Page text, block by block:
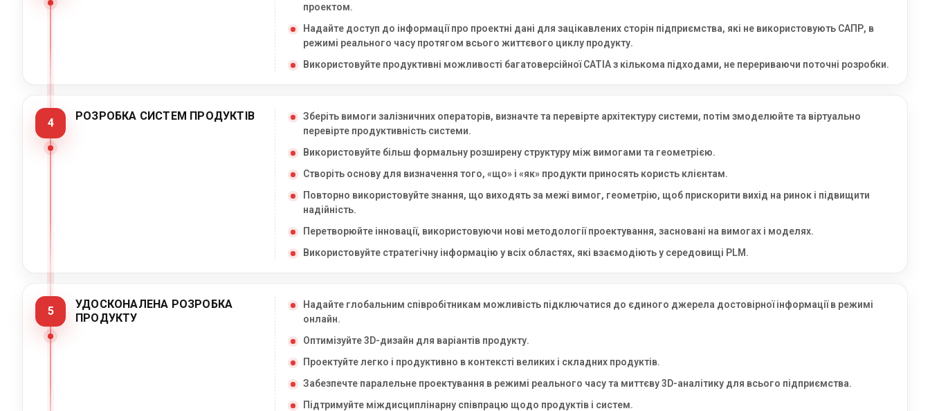
проектом.
Надайте доступ до інформації про проектні дані для зацікавлених сторін підприємства, які не використовують САПР, в
режимі реального часу протягом всього життєвого циклу продукту.
Використовуйте продуктивні можливості багатоверсійної CATIA з кількома підходами, не перериваючи поточні розробки.
4
РОЗРОБКА СИСТЕМ ПРОДУКТІВ
Зберіть вимоги залізничних операторів, визначте та перевірте архітектуру системи, потім змоделюйте та віртуально
перевірте продуктивність системи.
Використовуйте більш формальну розширену структуру між вимогами та геометрією.
Створіть основу для визначення того, «що» і «як» продукти приносять користь клієнтам.
Повторно використовуйте знання, що виходять за межі вимог, геометрію, щоб прискорити вихід на ринок і підвищити
надійність.
Перетворюйте інновації, використовуючи нові методології проектування, засновані на вимогах і моделях.
Використовуйте стратегічну інформацію у всіх областях, які взаємодіють у середовищі PLM.
5
УДОСКОНАЛЕНА РОЗРОБКА
ПРОДУКТУ
Надайте глобальним співробітникам можливість підключатися до єдиного джерела достовірної інформації в режимі
онлайн.
Оптимізуйте 3D-дизайн для варіантів продукту.
Проектуйте легко і продуктивно в контексті великих і складних продуктів.
Забезпечте паралельне проектування в режимі реального часу та миттєву 3D-аналітику для всього підприємства.
Підтримуйте міждисциплінарну співпрацю щодо продуктів і систем.